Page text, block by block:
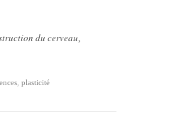
du cerveau
plasticité